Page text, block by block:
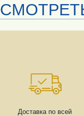
Доставка по всей